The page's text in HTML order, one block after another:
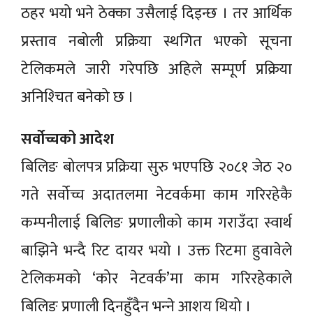
ठहर भयो भने ठेक्का उसैलाई दिइन्छ । तर आर्थिक
प्रस्ताव नबोली प्रक्रिया स्थगित भएको सूचना
टेलिकमले जारी गरेपछि अहिले सम्पूर्ण प्रक्रिया
अनिश्‍चित बनेको छ ।
सर्वोच्चको आदेश
बिलिङ बोलपत्र प्रक्रिया सुरु भएपछि २०८१ जेठ २०
गते सर्वोच्च अदातलमा नेटवर्कमा काम गरिरहेकै
कम्पनीलाई बिलिङ प्रणालीको काम गराउँदा स्वार्थ
बाझिने भन्दै रिट दायर भयो । उक्त रिटमा हुवावेले
टेलिकमको ‘कोर नेटवर्क’मा काम गरिरहेकाले
बिलिङ प्रणाली दिनहुँदैन भन्‍ने आशय थियो ।